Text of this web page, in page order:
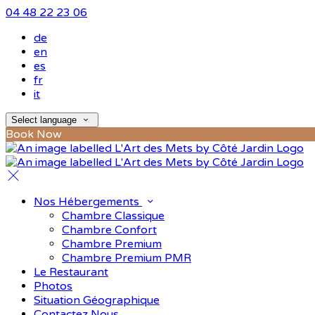
04 48 22 23 06
de
en
es
fr
it
Select language
Book Now
Nos Hébergements
Chambre Classique
Chambre Confort
Chambre Premium
Chambre Premium PMR
Le Restaurant
Photos
Situation Géographique